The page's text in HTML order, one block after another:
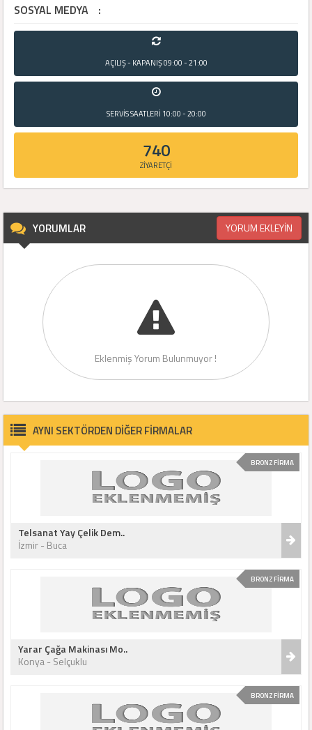
SOSYAL MEDYA :
AÇILIŞ - KAPANIŞ09:00 - 21:00
SERVİS SAATLERİ 10:00 - 20:00
740
ZİYARETÇİ
YORUMLAR YORUM EKLEYİN
Eklenmiş Yorum Bulunmuyor !
AYNI SEKTÖRDEN DİĞER FİRMALAR
BRONZ FİRMA
Telsanat Yay Çelik Dem..
İzmir - Buca
BRONZ FİRMA
Yarar Çağa Makinası Mo..
Konya - Selçuklu
BRONZ FİRMA